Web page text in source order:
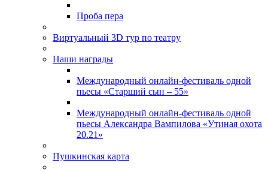
Проба пера
Виртуальный 3D тур по театру
Наши награды
Международный онлайн-фестиваль одной
пьесы «Старший сын – 55»
Международный онлайн-фестиваль одной
пьесы Александра Вампилова «Утиная охота
20.21»
Пушкинская карта